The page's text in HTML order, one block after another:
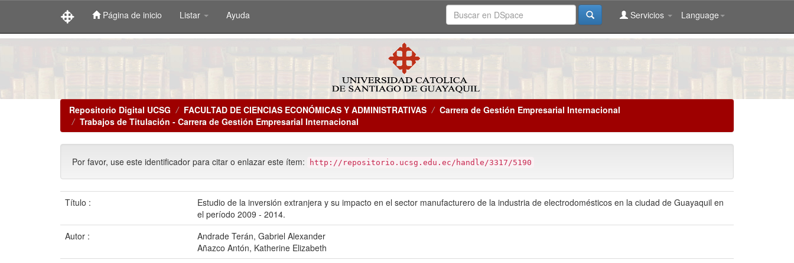
Página de inicio Listar Ayuda Language
Servicios
Repositorio Digital UCSG FACULTAD DE CIENCIAS ECONÓMICAS Y ADMINISTRATIVAS
Carrera de Gestión Empresarial Internacional
Trabajos de Titulación - Carrera de Gestión Empresarial Internacional
Por favor, use este identificador para citar o enlazar este ítem: http://repositorio.ucsg.edu.ec/handle/3317/5190
Título :
Estudio de la inversión extranjera y su impacto en el sector manufacturero de la industria de electrodomésticos en la ciudad de Guayaquil en
el período 2009 - 2014.
Autor :
Andrade Terán, Gabriel Alexander
Añazco Antón, Katherine Elizabeth